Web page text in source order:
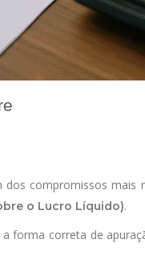
dos compromissos mais
o Lucro Líquido).
forma correta de